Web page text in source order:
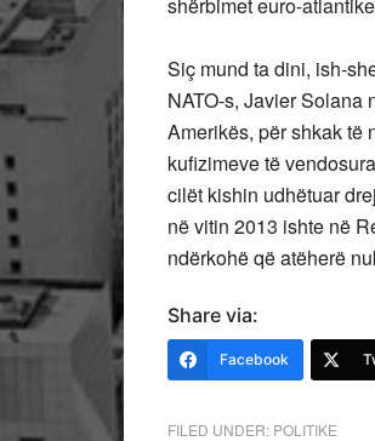
Siç mund ta dini, ish-
NATO-s, Javier Solana
Amerikës, për shkak të
kufizimeve të
cilët kishin udhëtuar
në vitin 2013 ishte në
ndërkohë që atëherë
Share via:
Facebook
FILED UNDER: POLITIKE